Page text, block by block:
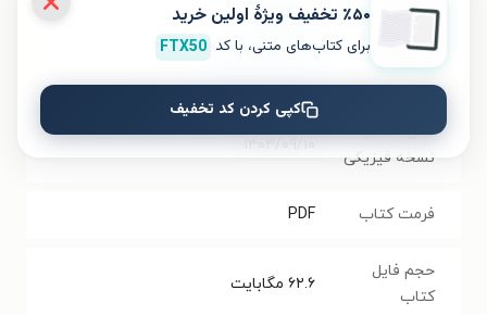
مترجم سهراب صفا
سال انتشار
نسخه فیزیکی
۱۴۰۴/۰۹/۱۰
فرمت کتاب PDF
حجم فایل
کتاب
۶۲.۶ مگابایت
٪۵۰ تخفیف ویژۀ اولین خرید
برای کتاب‌های متنی، با کد FTX50
کپی کردن کد تخفیف